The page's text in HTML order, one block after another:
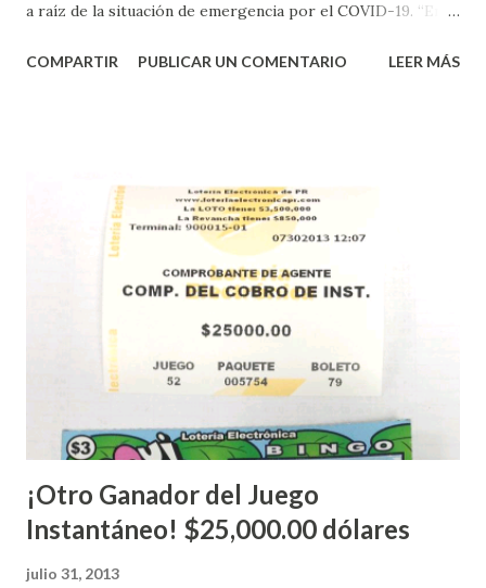
a raíz de la situación de emergencia por el COVID-19. “En
proteger la salud de nuestros empleados, vendedores y
instantáneos”, indicó López. Sobre el sorteo de Powerball,
López explicó que el mismo se continuará realizando en los
Estados Unidos y los jugadores podrán conocer los
números ganadores del mismo a través de la página
aquellos con jugadas anticipadas de los sorteos locales (
Loto, Revancha, Pega 2, Pega 3 Pega 4 ) se les informará
Mientras, que l...
COMPARTIR PUBLICAR UN COMENTARIO LEER MÁS
¡Otro Ganador del Juego
Instantáneo! $25,000.00 dólares
julio 31, 2013